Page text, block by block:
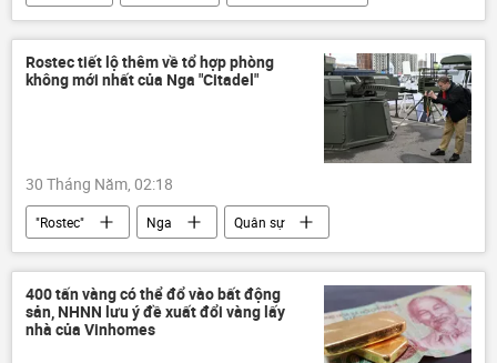
Thế giới
Washington
Rostec tiết lộ thêm về tổ hợp phòng
không mới nhất của Nga "Citadel"
30 Tháng Năm, 02:18
"Rostec" Nga
Quân sự
UAV
Moskva
Rosoboronexport
Thế giới
400 tấn vàng có thể đổ vào bất động
sản, NHNN lưu ý đề xuất đổi vàng lấy
nhà của Vinhomes